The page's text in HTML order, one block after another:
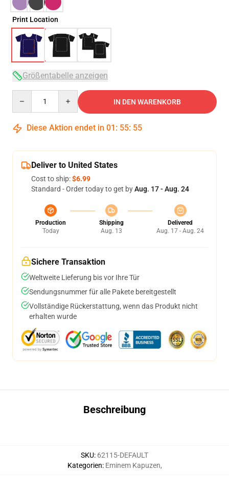
Print Location
Größentabelle anzeigen
IN DEN WARENKORB
Diese Aktion endet in 01 : 55: 54
Deliver to United States
Cost to ship:$6.99
Standard - Order today to get byAug. 17 - Aug. 24
Production
Today
Shipping
Aug. 13
Delivered
Aug. 17 - Aug. 24
Sichere Transaktion
Weltweite Lieferung bis vor Ihre Tür
Sendungsnummer für alle Pakete bereitgestellt
Vollständige Rückerstattung, wenn das Produkt nicht
erhalten wurde
Beschreibung
SKU: 62115-DEFAULT
Kategorien: Eminem Kapuzen,